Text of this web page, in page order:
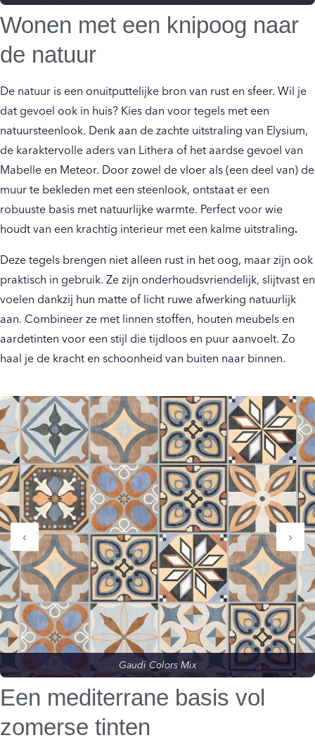
Wonen met een knipoog naar
de natuur
De natuur is een onuitputtelijke bron van rust en sfeer. Wil je
dat gevoel ook in huis? Kies dan voor tegels met een
natuursteenlook. Denk aan de zachte uitstraling van Elysium,
de karaktervolle aders van Lithera of het aardse gevoel van
Mabelle en Meteor. Door zowel de vloer als (een deel van) de
muur te bekleden met een steenlook, ontstaat er een
robuuste basis met natuurlijke warmte. Perfect voor wie
houdt van een krachtig interieur met een kalme uitstraling.
Deze tegels brengen niet alleen rust in het oog, maar zijn ook
praktisch in gebruik. Ze zijn onderhoudsvriendelijk, slijtvast en
voelen dankzij hun matte of licht ruwe afwerking natuurlijk
aan. Combineer ze met linnen stoffen, houten meubels en
aardetinten voor een stijl die tijdloos en puur aanvoelt. Zo
haal je de kracht en schoonheid van buiten naar binnen.
Gaudi Colors Mix
‹ ›
Een mediterrane basis vol
zomerse tinten